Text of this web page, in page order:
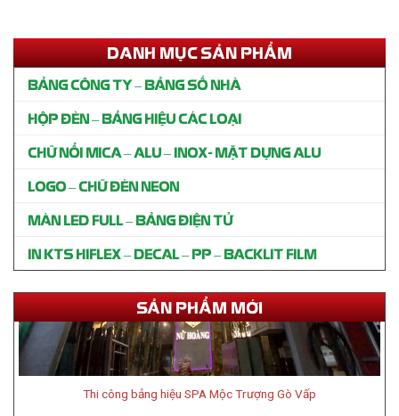
DANH MỤC SẢN PHẨM
BẢNG CÔNG TY – BẢNG SỐ NHÀ
HỘP ĐÈN – BẢNG HIỆU CÁC LOẠI
CHỮ NỔI MICA – ALU – INOX- MẶT DỰNG ALU
LOGO – CHỮ ĐÈN NEON
MÀN LED FULL – BẢNG ĐIỆN TỬ
IN KTS HIFLEX – DECAL – PP – BACKLIT FILM
SẢN PHẨM MỚI
Thi công bảng hiệu SPA Mộc Trượng Gò Vấp